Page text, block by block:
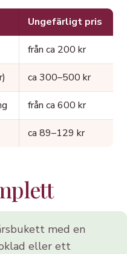
Ungefärligt pris
från ca 200 kr
ca 300–500 kr
från ca 600 kr
ca 89–129 kr
med en
eller ett